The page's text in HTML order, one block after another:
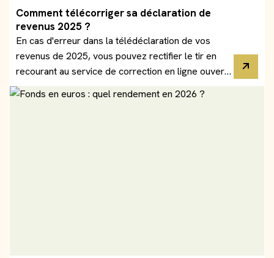
Comment télécorriger sa déclaration de
revenus 2025 ?
En cas d'erreur dans la télédéclaration de vos
revenus de 2025, vous pouvez rectifier le tir en
recourant au service de correction en ligne ouvert
sur le site impots.gouv.fr du 29 juillet jusqu'en